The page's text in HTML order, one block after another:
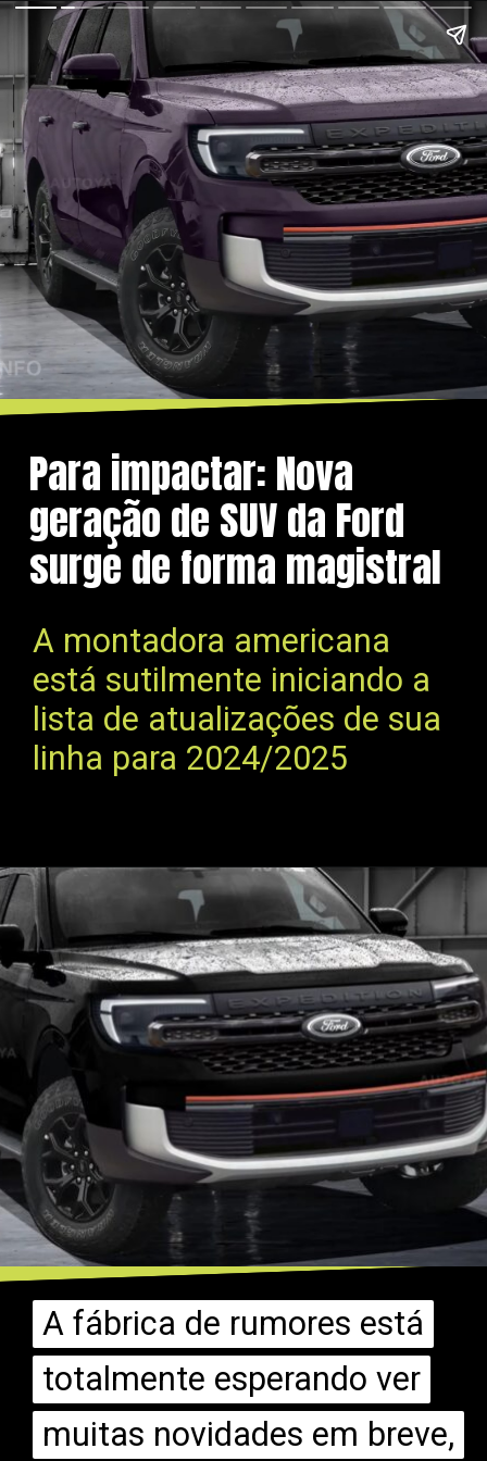
Para impactar: Nova
geração de SUV da Ford
surge de forma magistral
A montadora americana
está sutilmente iniciando a
lista de atualizações de sua
linha para 2024/2025
A fábrica de rumores está
totalmente esperando ver
muitas novidades em breve,
A fábrica de rumores está
totalmente esperando ver
muitas novidades em breve,